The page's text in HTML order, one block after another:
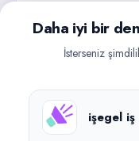
Güncel iş
Daha iyi bir
İsterseniz
işegel iş